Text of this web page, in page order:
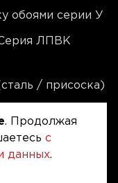
обоями серии У
ЛПВК
/ присоска)
размерам
- Серия АЛР
. Продолжая
с
данных.